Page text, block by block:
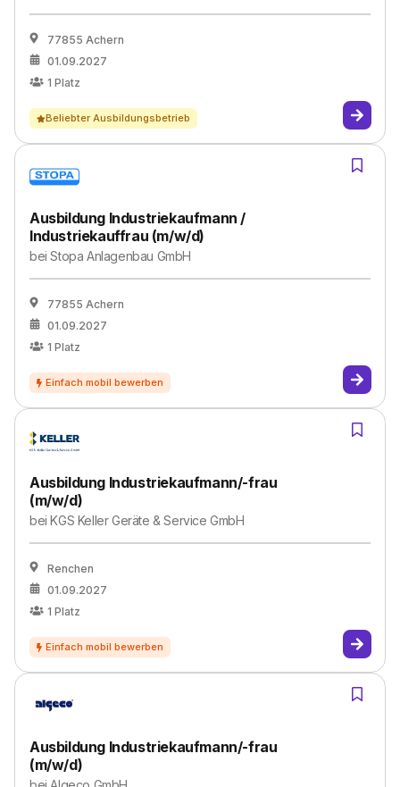
77855 Achern
01.09.2027
1 Platz
Beliebter Ausbildungsbetrieb
Ausbildung Industriekaufmann /
Industriekauffrau (m/w/d)
beiStopa Anlagenbau GmbH
77855 Achern
01.09.2027
1 Platz
Ausbildung Industriekaufmann/-frau
(m/w/d)
beiKGS Keller Geräte & Service GmbH
Renchen
01.09.2027
1 Platz
Ausbildung Industriekaufmann/-frau
(m/w/d)